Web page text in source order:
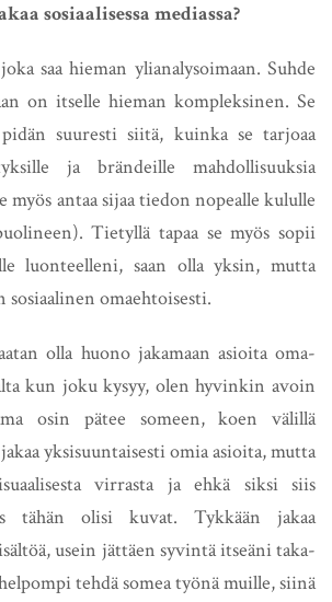
sosiaalisessa mediassa?
saa hieman ylianalysoimaan. Suhde
on itselle hieman kompleksinen. Se
suuresti siitä, kuinka se tarjoaa
ja brändeille mahdollisuuksia
myös antaa sijaa tiedon nopealle kululle
Tietyllä tapaa se myös sopii
luonteelleni, saan olla yksin, mutta
omaehtoisesti.
olla huono jakamaan asioita oma-
kun joku kysyy, olen hyvinkin avoin
osin pätee someen, koen välillä
yksisuuntaisesti omia asioita, mutta
virrasta ja ehkä siksi siis
tähän olisi kuvat. Tykkään jakaa
usein jättäen syvintä itseäni taka-
tehdä somea työnä muille, siinä